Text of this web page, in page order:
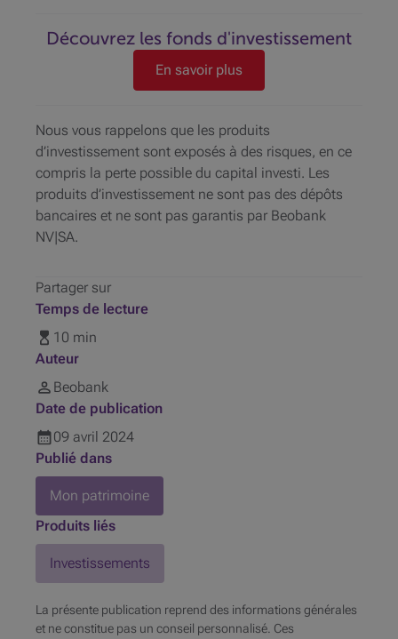
Découvrez les fonds d'investissement
En savoir plus
Nous vous rappelons que les produits
d’investissement sont exposés à des risques, en ce
compris la perte possible du capital investi. Les
produits d’investissement ne sont pas des dépôts
bancaires et ne sont pas garantis par Beobank
NV|SA.
Partager sur
Temps de lecture
10 min
Auteur
Beobank
Date de publication
09 avril 2024
Publié dans
Mon patrimoine
Produits liés
Investissements
La présente publication reprend des informations générales
et ne constitue pas un conseil personnalisé. Ces